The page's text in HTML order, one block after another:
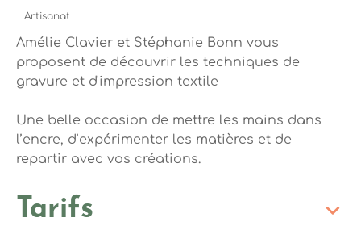
Artisanat
Amélie Clavier et Stéphanie Bonn vous
proposent de découvrir les techniques de
gravure et d'impression textile
Une belle occasion de mettre les mains dans
l’encre, d’expérimenter les matières et de
repartir avec vos créations.
Tarifs